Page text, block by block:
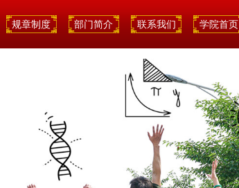
规章制度 部门简介 联系我们 学院首页